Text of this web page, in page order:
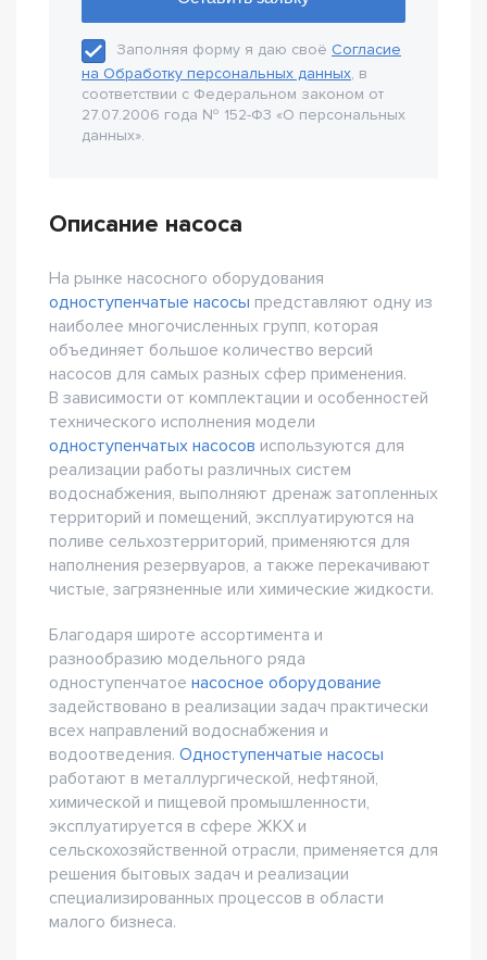
Заполняя форму я даю своё Согласие
на Обработку персональных данных, в
соответствии с Федеральном законом от
27.07.2006 года № 152-Ф3 «О персональных
данных».
Описание насоса
На рынке насосного оборудования
одноступенчатые насосы представляют одну из
наиболее многочисленных групп, которая
объединяет большое количество версий
насосов для самых разных сфер применения.
В зависимости от комплектации и особенностей
технического исполнения модели
одноступенчатых насосов используются для
реализации работы различных систем
водоснабжения, выполняют дренаж затопленных
территорий и помещений, эксплуатируются на
поливе сельхозтерриторий, применяются для
наполнения резервуаров, а также перекачивают
чистые, загрязненные или химические жидкости.
Благодаря широте ассортимента и
разнообразию модельного ряда
одноступенчатое насосное оборудование
задействовано в реализации задач практически
всех направлений водоснабжения и
водоотведения. Одноступенчатые насосы
работают в металлургической, нефтяной,
химической и пищевой промышленности,
эксплуатируется в сфере ЖКХ и
сельскохозяйственной отрасли, применяется для
решения бытовых задач и реализации
специализированных процессов в области
малого бизнеса.